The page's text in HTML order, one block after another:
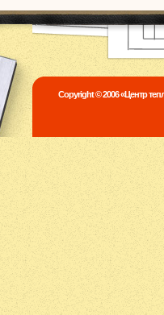
Copyright © 2006 «Центр